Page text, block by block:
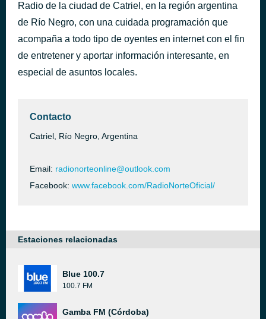
Radio de la ciudad de Catriel, en la región argentina
de Río Negro, con una cuidada programación que
acompaña a todo tipo de oyentes en internet con el fin
de entretener y aportar información interesante, en
especial de asuntos locales.
Contacto
Catriel, Río Negro, Argentina
Email: radionorteonline@outlook.com
Facebook: www.facebook.com/RadioNorteOficial/
Estaciones relacionadas
Blue 100.7
100.7 FM
Gamba FM (Córdoba)